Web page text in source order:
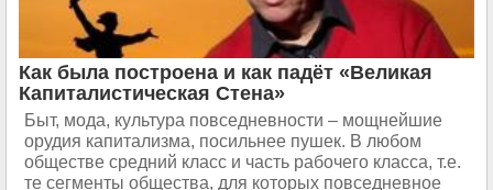
Как была построена и как падёт «Великая
Капиталистическая Стена»
Быт, мода, культура повседневности – мощнейшие
орудия капитализма, посильнее пушек. В любом
обществе средний класс и часть рабочего класса, т.е.
те сегменты общества, для которых повседневное